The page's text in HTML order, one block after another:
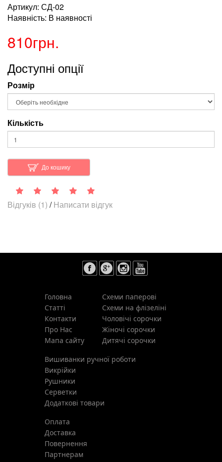
Артикул: СД-02
Наявність: В наявності
810грн.
Доступні опції
Розмір
Кількість
До кошику
Відгуків (1) /Написати відгук
Головна
Статті
Контакти
Про Нас
Мапа сайту
Схеми паперові
Схеми на флізеліні
Чоловічі сорочки
Жіночі сорочки
Дитячі сорочки
Вишиванки ручної роботи
Викрійки
Рушники
Cерветки
Додаткові товари
Оплата
Доставка
Повернення
Партнерам